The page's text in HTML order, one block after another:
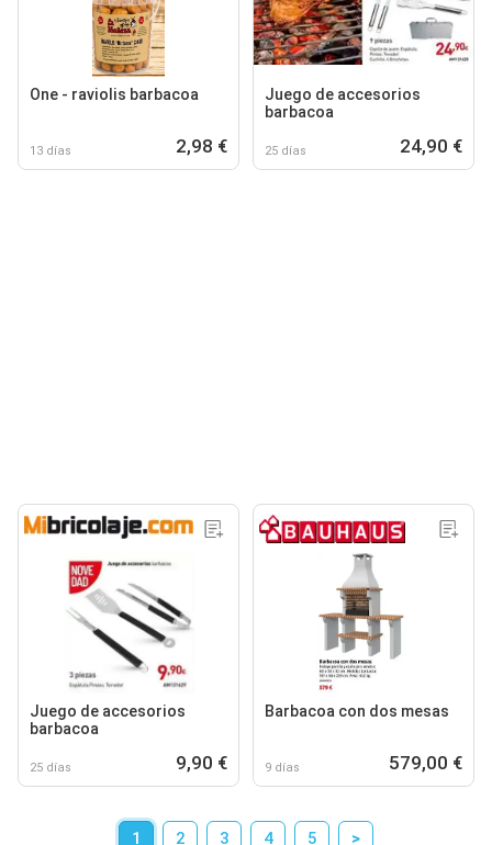
One - raviolis barbacoa
13 días 2,98 €
Juego de accesorios
barbacoa
25 días 24,90 €
Juego de accesorios
barbacoa
25 días 9,90 €
Barbacoa con dos mesas
9 días 579,00 €
1 2 3 4 5 >